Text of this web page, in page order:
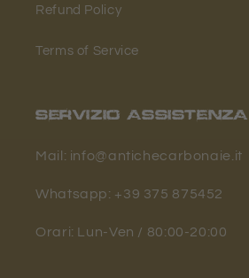
Refund Policy
Terms of Service
SERVIZIO
Mail: info@antichecarbonaie.it
Whatsapp: +39 375 875452
Orari: Lun-Ven / 80:00-20:00